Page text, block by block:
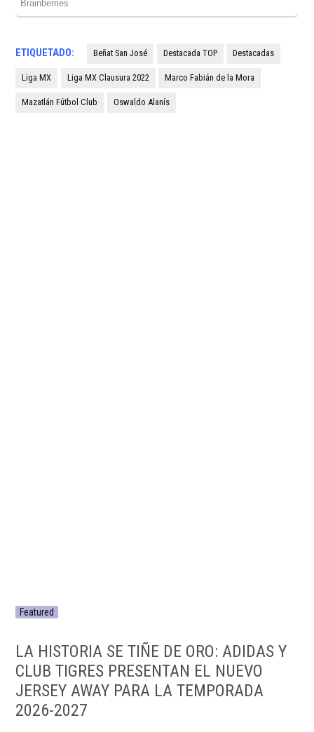
ETIQUETADO: Beñat San José Destacada TOP Destacadas
Liga MX Liga MX Clausura 2022 Marco Fabián de la Mora
Mazatlán Fútbol Club Oswaldo Alanís
Featured
LA HISTORIA SE TIÑE DE ORO: ADIDAS Y
CLUB TIGRES PRESENTAN EL NUEVO
JERSEY AWAY PARA LA TEMPORADA
2026-2027